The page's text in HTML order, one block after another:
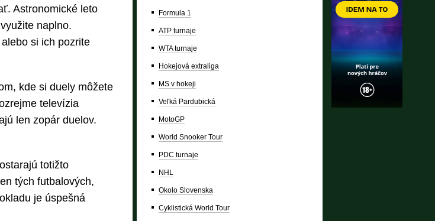
Astronomické leto
naplno.
si ich pozrite
kde si duely môžete
televízia
len zopár duelov.
totižto
tých futbalových,
je úspešná
Formula 1
ATP turnaje
WTA turnaje
Hokejová extraliga
MS v hokeji
Veľká Pardubická
MotoGP
World Snooker Tour
PDC turnaje
NHL
Okolo Slovenska
Cyklistická World Tour